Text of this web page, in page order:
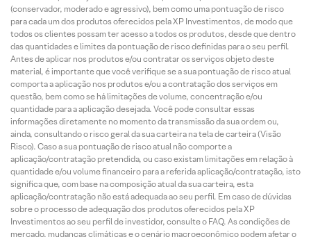
(conservador, moderado e agressivo), bem como uma pontuação de risco
para cada um dos produtos oferecidos pela XP Investimentos, de modo que
todos os clientes possam ter acesso a todos os produtos, desde que dentro
das quantidades e limites da pontuação de risco definidas para o seu perfil.
Antes de aplicar nos produtos e/ou contratar os serviços objeto deste
material, é importante que você verifique se a sua pontuação de risco atual
comporta a aplicação nos produtos e/ou a contratação dos serviços em
questão, bem como se há limitações de volume, concentração e/ou
quantidade para a aplicação desejada. Você pode consultar essas
informações diretamente no momento da transmissão da sua ordem ou,
ainda, consultando o risco geral da sua carteira na tela de carteira (Visão
Risco). Caso a sua pontuação de risco atual não comporte a
aplicação/contratação pretendida, ou caso existam limitações em relação à
quantidade e/ou volume financeiro para a referida aplicação/contratação, isto
significa que, com base na composição atual da sua carteira, esta
aplicação/contratação não está adequada ao seu perfil. Em caso de dúvidas
sobre o processo de adequação dos produtos oferecidos pela XP
Investimentos ao seu perfil de investidor, consulte o FAQ. As condições de
mercado, mudanças climáticas e o cenário macroeconômico podem afetar o